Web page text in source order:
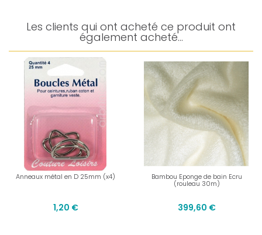
Les clients qui ont acheté ce produit ont
également acheté...
Anneaux métal en D 25mm (x4)
1,20 €
Bambou Eponge de bain Ecru
(rouleau 30m)
399,60 €